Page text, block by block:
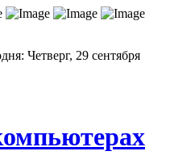
Четверг, 29 сентября